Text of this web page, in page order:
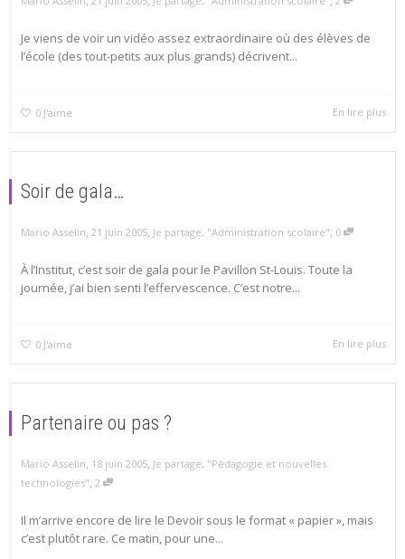
Je viens de voir un vidéo assez extraordinaire où des élèves de
l’école (des tout-petits aux plus grands) décrivent...
0 J'aime En lire plus
Soir de gala…
Mario Asselin, 21 juin 2005, Je partage, "Administration scolaire", 0
À l’Institut, c’est soir de gala pour le Pavillon St-Louis. Toute la
journée, j’ai bien senti l’effervescence. C’est notre...
0 J'aime En lire plus
Partenaire ou pas ?
Mario Asselin, 18 juin 2005, Je partage, "Pédagogie et nouvelles
technologies", 2
Il m’arrive encore de lire le Devoir sous le format « papier », mais
c’est plutôt rare. Ce matin, pour une...